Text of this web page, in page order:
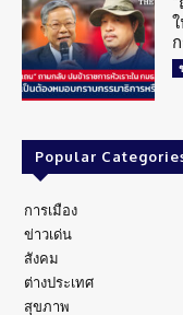
Popular
การเมือง
ข่าวเด่น
สังคม
ต่างประเทศ
สุขภาพ